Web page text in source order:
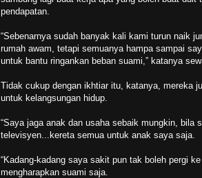
pendapatan.
“Sebenarnya sudah banyak kali kami turun naik
rumah awam, tetapi semuanya hampa sampai
untuk bantu ringankan beban suami,” katanya
Tidak cukup dengan ikhtiar itu, katanya, mereka
untuk kelangsungan hidup.
“Saya jaga anak dan usaha sebaik mungkin, bila
televisyen...kereta semua untuk anak saya saja.
“Kadang-kadang saya sakit pun tak boleh pergi
mengharapkan suami saja.